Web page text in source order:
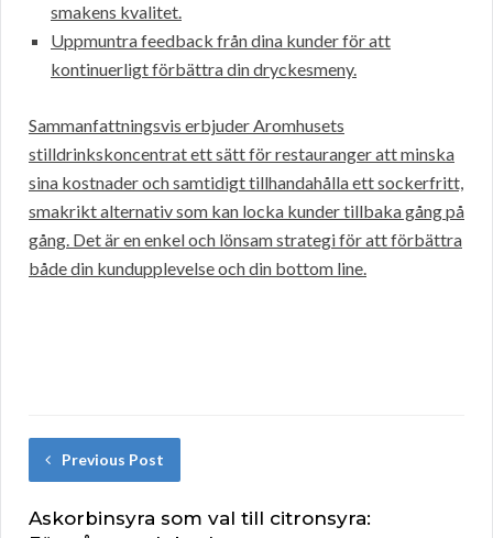
smakens kvalitet.
Uppmuntra feedback från dina kunder för att
kontinuerligt förbättra din dryckesmeny.
Sammanfattningsvis erbjuder Aromhusets
stilldrinkskoncentrat ett sätt för restauranger att minska
sina kostnader och samtidigt tillhandahålla ett sockerfritt,
smakrikt alternativ som kan locka kunder tillbaka gång på
gång. Det är en enkel och lönsam strategi för att förbättra
både din kundupplevelse och din bottom line.
Previous Post
Askorbinsyra som val till citronsyra: